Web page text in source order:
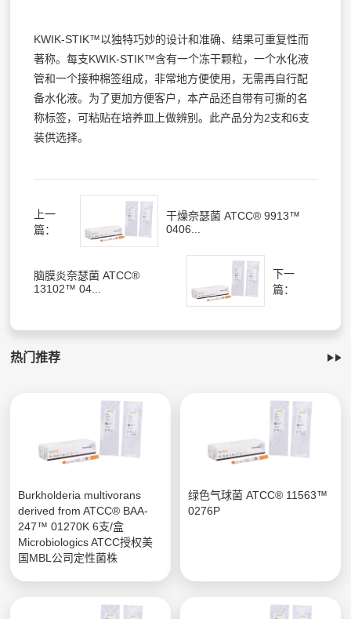
KWIK-STIK™以独特巧妙的设计和准确、结果可重复性而
著称。每支KWIK-STIK™含有一个冻干颗粒，一个水化液
管和一个接种棉签组成，非常地方便使用，无需再自行配
备水化液。为了更加方便客户，本产品还自带有可撕的名
称标签，可粘贴在培养皿上做辨别。此产品分为2支和6支
装供选择。
上一
篇：
干燥奈瑟菌 ATCC® 9913™
0406...
脑膜炎奈瑟菌 ATCC®
13102™ 04...
下一
篇：
热门推荐
Burkholderia multivorans
derived from ATCC® BAA-
247™ 01270K 6支/盒
Microbiologics ATCC授权美
国MBL公司定性菌株
绿色气球菌 ATCC® 11563™
0276P